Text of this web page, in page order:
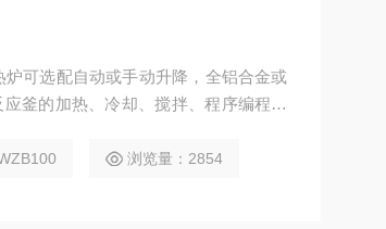
可选配自动或手动升降，全铝合金或
釜的加热、冷却、搅拌、程序编程、
浏览量：2854